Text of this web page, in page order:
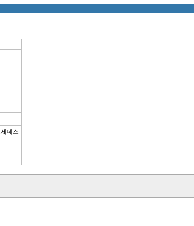
데스